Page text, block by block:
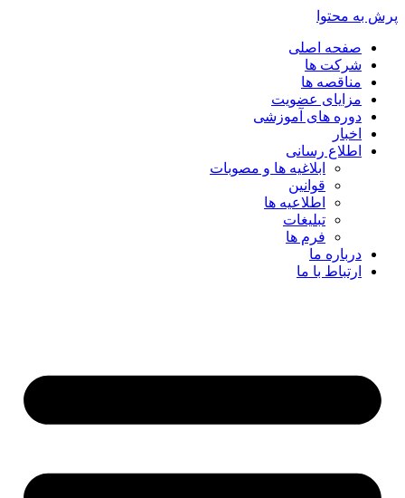
پرش به محتوا
صفحه اصلی
شرکت ها
مناقصه ها
مزایای عضویت
دوره های آموزشی
اخبار
اطلاع رسانی
ابلاغیه ها و مصوبات
قوانین
اطلاعیه ها
تبلیغات
فرم ها
درباره ما
ارتباط با ما